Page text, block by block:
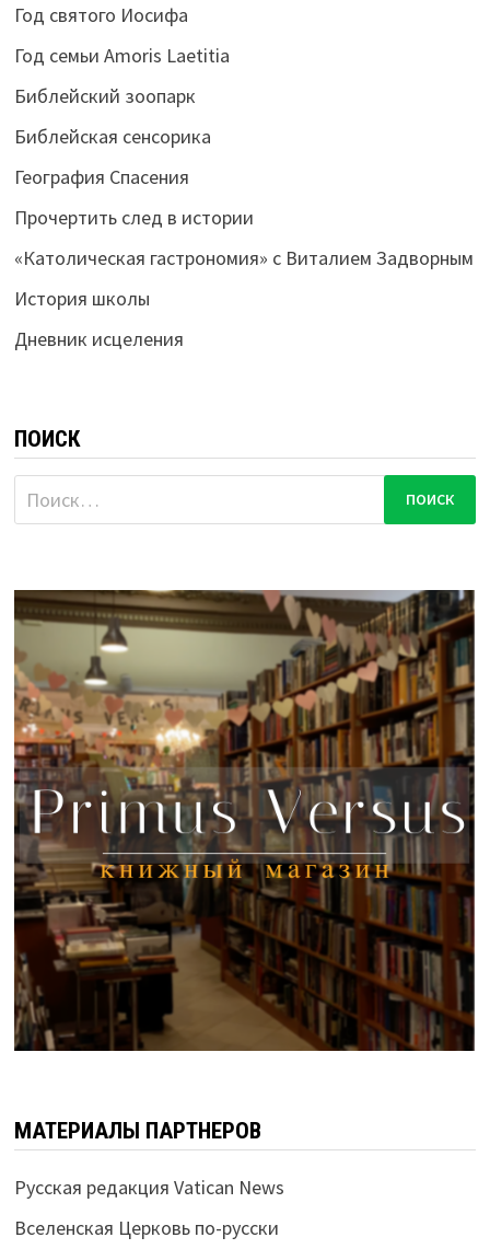
Год святого Иосифа
Год семьи Amoris Laetitia
Библейский зоопарк
Библейская сенсорика
География Спасения
Прочертить след в истории
«Католическая гастрономия» с Виталием Задворным
История школы
Дневник исцеления
ПОИСК
Найти:
МАТЕРИАЛЫ ПАРТНЕРОВ
Русская редакция Vatican News
Вселенская Церковь по-русски